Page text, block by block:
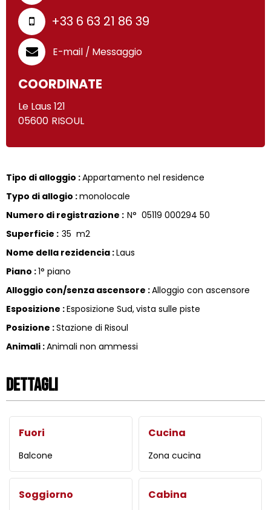
+33 6 63 21 86 39
E-mail / Messaggio
COORDINATE
Le Laus 121
05600 RISOUL
Tipo di alloggio :Appartamento nel residence
Typo di allogio :monolocale
Numero di registrazione : N° 05119 000294 50
Superficie : 35 m2
Nome della rezidencia :Laus
Piano :1° piano
Alloggio con/senza ascensore :Alloggio con ascensore
Esposizione :Esposizione Sud vista sulle piste
Posizione :Stazione di Risoul
Animali :Animali non ammessi
Dettagli
Fuori
Balcone
Cucina
Zona cucina
Soggiorno Cabina